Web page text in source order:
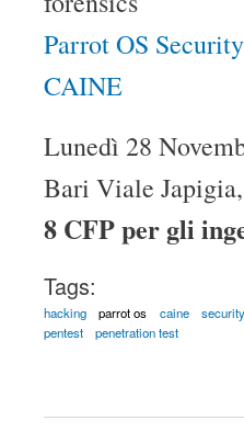
Parrot OS Security
CAINE
Lunedì 28
Bari Viale
8 CFP per gli
Tags:
hacking parrot os caine
pentest
penetration test